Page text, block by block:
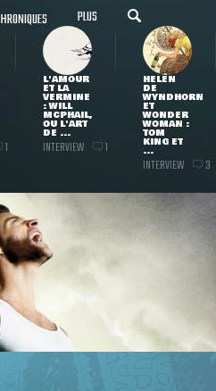
PLUS
1
L'AMOUR
ET LA
VERMINE
: WILL
MCPHAIL,
OU L'ART
DE ...
INTERVIEW 1
HELEN
DE
WYNDHORN
ET
WONDER
WOMAN :
TOM
KING ET
...
INTERVIEW 3